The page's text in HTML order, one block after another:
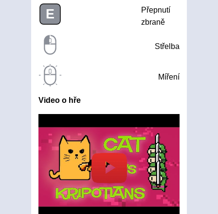
E
Přepnutí
zbraně
Střelba
Míření
Video o hře